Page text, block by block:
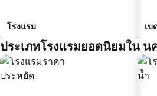
โรงแรม เบ
ประเภทโรงแรมยอดนิยมใน น